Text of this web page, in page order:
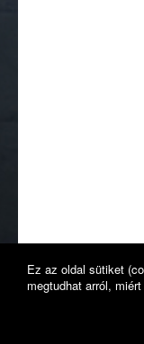
Ez az oldal sütiket
megtudhat arról,